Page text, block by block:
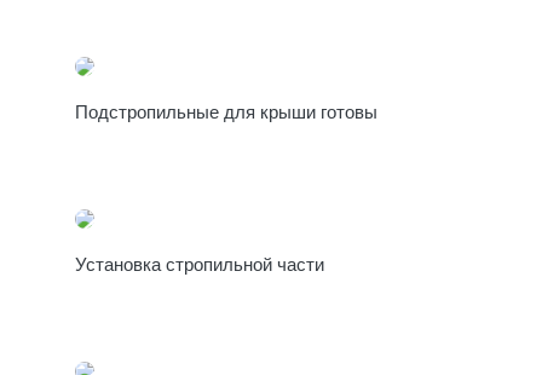
Подстропильные для крыши готовы
Установка стропильной части